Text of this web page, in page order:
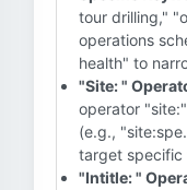
tour drilling,"
operations
health" to
"Site: "
operator
(e.g.,
target specific
"Intitle: "